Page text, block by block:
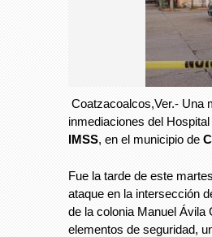
Coatzacoalcos,Ver.- Una
inmediaciones del
IMSS, en el municipio de
Fue la tarde de este
ataque en la intersección
de la colonia Manuel Ávila
elementos de seguridad,